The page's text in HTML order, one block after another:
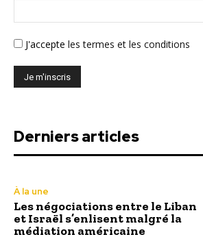
J'accepte les termes et les conditions
Derniers articles
À la une
Les négociations entre le Liban
et Israël s’enlisent malgré la
médiation américaine